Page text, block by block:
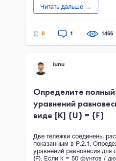
Читать дальше →
0 1 1466
iunu
Определите
уравнений
виде [K] {U} = {F}
Две тележки соединены
показанным в P.2.1.
уравнений равновесия для
{F}. Если k = 50 фунтов /